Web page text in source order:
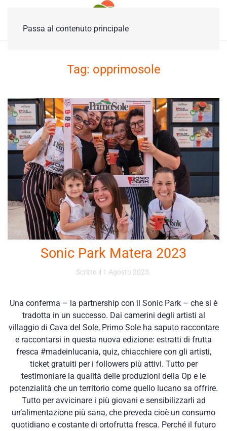
Passa al contenuto principale
Tag: opprimosole
Sonic Park Matera 2023
Scritto il 1 Agosto 2023
Una conferma – la partnership con il Sonic Park – che si è
tradotta in un successo. Dai camerini degli artisti al
villaggio di Cava del Sole, Primo Sole ha saputo raccontare
e raccontarsi in questa nuova edizione: estratti di frutta
fresca #madeinlucania, quiz, chiacchiere con gli artisti,
ticket gratuiti per i followers più attivi. Tutto per
testimoniare la qualità delle produzioni della Op e le
potenzialità che un territorio come quello lucano sa offrire.
Tutto per avvicinare i più giovani e sensibilizzarli ad
un’alimentazione più sana, che preveda cioè un consumo
quotidiano e costante di ortofrutta fresca. Perché il futuro